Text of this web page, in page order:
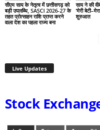
सीएम साय के नेतृत्व में छत्तीसगढ़ को
बड़ी उपलब्धि, SASCI 2026-27 के
तहत प्रोत्साहन राशि प्राप्त करने
वाला देश का पहला राज्य बना
साय ने की
‘मेरी
शुरुआत
Live Updates
Stock